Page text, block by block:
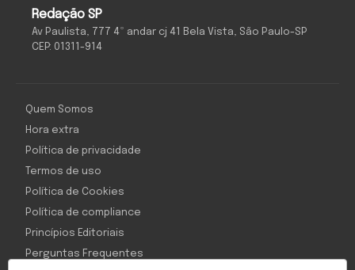
Redação SP
Av Paulista, 777 4º andar cj 41 Bela Vista, São Paulo-SP
CEP: 01311-914
Quem Somos
Hora extra
Política de privacidade
Termos de uso
Política de Cookies
Política de compliance
Princípios Editoriais
Perguntas Frequentes